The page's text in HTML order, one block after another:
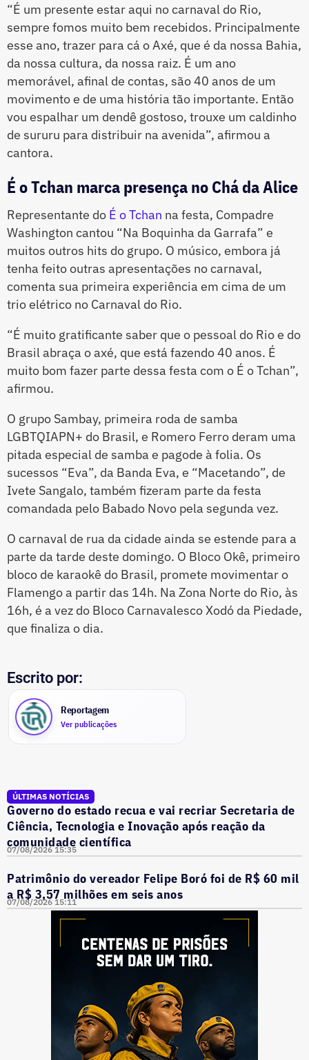
“É um presente estar aqui no carnaval do Rio,
sempre fomos muito bem recebidos. Principalmente
esse ano, trazer para cá o Axé, que é da nossa Bahia,
da nossa cultura, da nossa raiz. É um ano
memorável, afinal de contas, são 40 anos de um
movimento e de uma história tão importante. Então
vou espalhar um dendê gostoso, trouxe um caldinho
de sururu para distribuir na avenida”, afirmou a
cantora.
É o Tchan marca presença no Chá da Alice
Representante do É o Tchan na festa, Compadre
Washington cantou “Na Boquinha da Garrafa” e
muitos outros hits do grupo. O músico, embora já
tenha feito outras apresentações no carnaval,
comenta sua primeira experiência em cima de um
trio elétrico no Carnaval do Rio.
“É muito gratificante saber que o pessoal do Rio e do
Brasil abraça o axé, que está fazendo 40 anos. É
muito bom fazer parte dessa festa com o É o Tchan”,
afirmou.
O grupo Sambay, primeira roda de samba
LGBTQIAPN+ do Brasil, e Romero Ferro deram uma
pitada especial de samba e pagode à folia. Os
sucessos “Eva”, da Banda Eva, e “Macetando”, de
Ivete Sangalo, também fizeram parte da festa
comandada pelo Babado Novo pela segunda vez.
O carnaval de rua da cidade ainda se estende para a
parte da tarde deste domingo. O Bloco Okê, primeiro
bloco de karaokê do Brasil, promete movimentar o
Flamengo a partir das 14h. Na Zona Norte do Rio, às
16h, é a vez do Bloco Carnavalesco Xodó da Piedade,
que finaliza o dia.
Escrito por:
Reportagem
Ver publicações
ÚLTIMAS NOTÍCIAS
Governo do estado recua e vai recriar Secretaria de
Ciência, Tecnologia e Inovação após reação da
comunidade científica
07/08/2026 15:35
Patrimônio do vereador Felipe Boró foi de R$ 60 mil
a R$ 3,57 milhões em seis anos
07/08/2026 15:11